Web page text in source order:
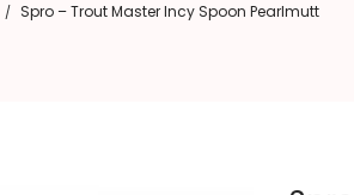
/ Spro – Trout Master Incy Spoon Pearlmutt